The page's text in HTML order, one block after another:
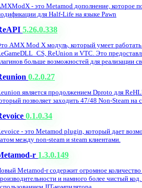
- это Metamod дополнение, которое
для Half-Life на языке Pawn
5.26.0.338
AMX Mod X модуль, который умеет работать
ReUnion и VTC. Это
больше возможностей для реализации
0.2.0.27
является продолжением Dproto для
позволяет заходить 47/48 Non-Steam на
0.1.0.34
- это Metamod plugin, который дает
между non-steam и steam клиентами.
r 1.3.0.149
Metamod-r содержит огромное
и намного более чистый